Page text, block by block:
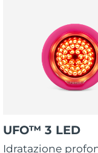
UFO™ 3 LED
Idratazione